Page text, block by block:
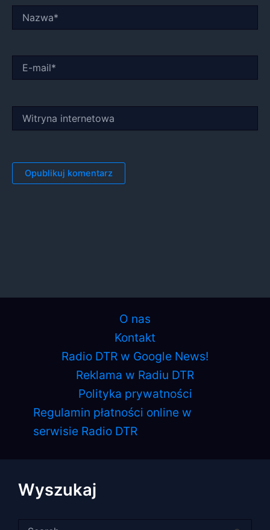
mail*
internetowa
O nas
Kontakt
Radio DTR w Google News!
Reklama w Radiu DTR
Polityka prywatności
Regulamin płatności online w
serwisie Radio DTR
Wyszukaj